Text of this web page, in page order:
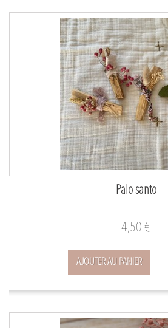
Palo santo
4,50 €
AJOUTER AU PANIER